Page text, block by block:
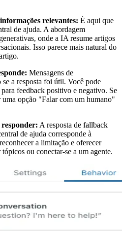
relevantes: É aqui que
de ajuda. A abordagem
onde a IA resume artigos
Isso parece mais natural do
Mensagens de
a resposta foi útil. Você pode
feedback positivo e negativo. Se
opção "Falar com um humano"
responder: A resposta de fallback
de ajuda corresponde à
a limitação e oferecer
ou conectar-se a um agente.